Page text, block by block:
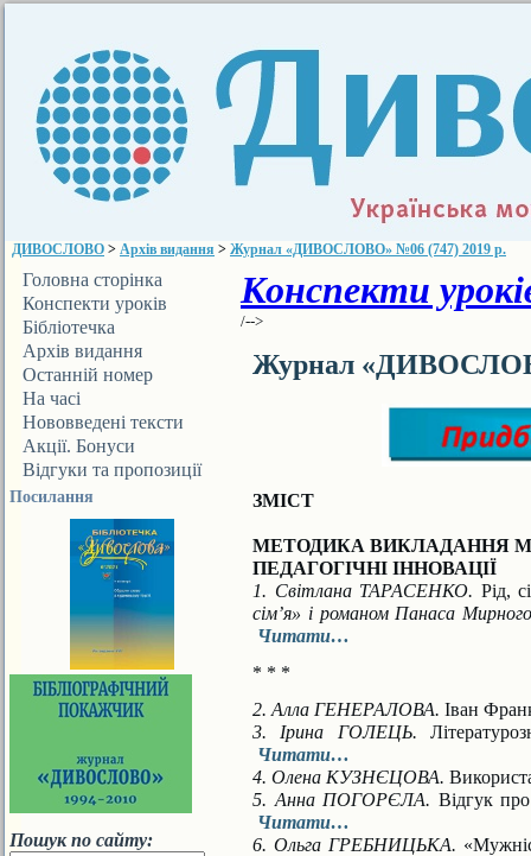
ДИВОСЛОВО > Архів видання > Журнал «ДИВОСЛОВО» №06 (747) 2019 р.
Головна сторінка
Конспекти уроків
Бібліотечка
ДИВОСЛОВА
Архів видання
Останній номер
На часі
Нововведені тексти
Акції. Бонуси
Відгуки та пропозиції
Посилання
Пошук по сайту:
Конспекти
/-->
Журнал
ЗМІСТ
МЕТОДИКА ВИКЛАДАННЯ
ПЕДАГОГІЧНІ ІННОВАЦІЇ
1. Світлана ТАРАСЕНКО. Рід,
сім’я» і романом Панаса
Читати…
* * *
2. Алла ГЕНЕРАЛОВА. Іван
3. Ірина ГОЛЕЦЬ.
Читати…
4. Олена КУЗНЄЦОВА.
5. Анна ПОГОРЄЛА. Відгук
Читати…
6. Ольга ГРЕБНИЦЬКА.